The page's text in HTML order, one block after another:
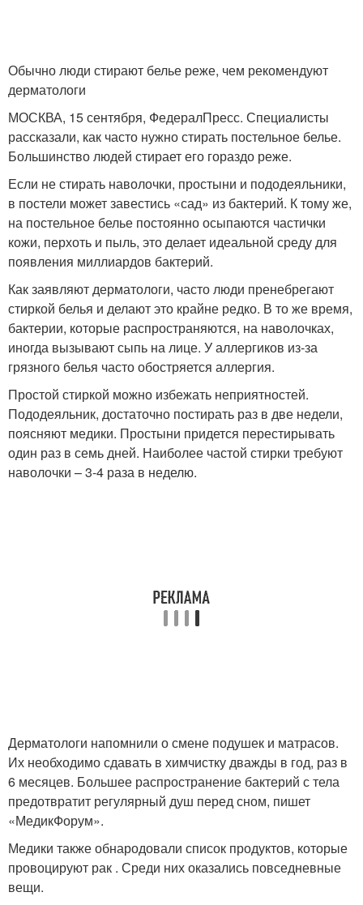
Обычно люди стирают белье реже, чем рекомендуют
дерматологи
МОСКВА, 15 сентября, ФедералПресс. Специалисты
рассказали, как часто нужно стирать постельное белье.
Большинство людей стирает его гораздо реже.
Если не стирать наволочки, простыни и пододеяльники,
в постели может завестись «сад» из бактерий. К тому же,
на постельное белье постоянно осыпаются частички
кожи, перхоть и пыль, это делает идеальной среду для
появления миллиардов бактерий.
Как заявляют дерматологи, часто люди пренебрегают
стиркой белья и делают это крайне редко. В то же время,
бактерии, которые распространяются, на наволочках,
иногда вызывают сыпь на лице. У аллергиков из-за
грязного белья часто обостряется аллергия.
Простой стиркой можно избежать неприятностей.
Пододеяльник, достаточно постирать раз в две недели,
поясняют медики. Простыни придется перестирывать
один раз в семь дней. Наиболее частой стирки требуют
наволочки – 3-4 раза в неделю.
Дерматологи напомнили о смене подушек и матрасов.
Их необходимо сдавать в химчистку дважды в год, раз в
6 месяцев. Большее распространение бактерий с тела
предотвратит регулярный душ перед сном, пишет
«МедикФорум».
Медики также обнародовали список продуктов, которые
провоцируют рак . Среди них оказались повседневные
вещи.